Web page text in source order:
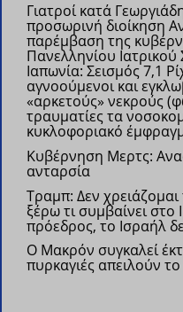
Γιατροί κατά
προσωρινή διοίκηση
παρέμβαση της
Πανελληνίου
Ιαπωνία: Σεισμός 7,1
αγνοούμενοι και
«αρκετούς» νεκρούς
τραυματίες τα
κυκλοφοριακό
Kυβέρνηση Μερτς:
ανταρσία
Τραμπ: Δεν
ξέρω τι συμβαίνει
πρόεδρος, το Ισραήλ
Ο Μακρόν συγκαλεί
πυρκαγιές απειλούν